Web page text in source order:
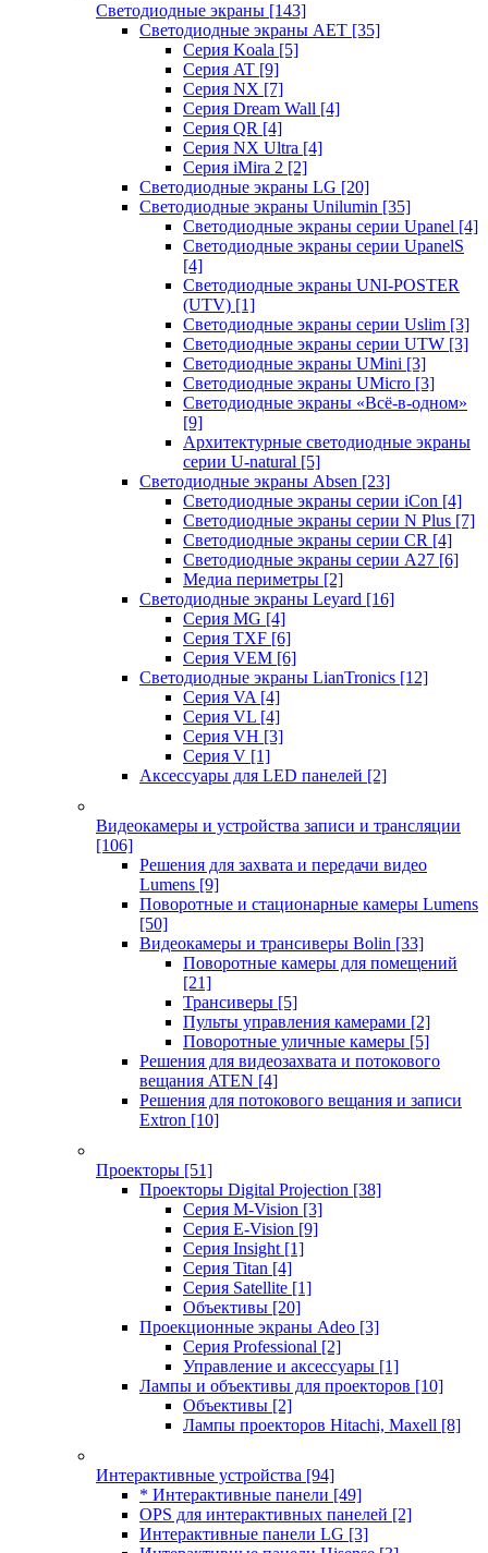
Светодиодные экраны [143]
Светодиодные экраны AET [35]
Cерия Koala [5]
Серия AT [9]
Серия NX [7]
Серия Dream Wall [4]
Серия QR [4]
Серия NX Ultra [4]
Серия iMira 2 [2]
Светодиодные экраны LG [20]
Светодиодные экраны Unilumin [35]
Светодиодные экраны серии Upanel [4]
Светодиодные экраны серии UpanelS
[4]
Светодиодные экраны UNI-POSTER
(UTV) [1]
Светодиодные экраны серии Uslim [3]
Светодиодные экраны серии UTW [3]
Светодиодные экраны UMini [3]
Светодиодные экраны UMicro [3]
Светодиодные экраны «Всё-в-одном»
[9]
Архитектурные светодиодные экраны
серии U-natural [5]
Светодиодные экраны Absen [23]
Светодиодные экраны серии iCon [4]
Светодиодные экраны серии N Plus [7]
Светодиодные экраны серии CR [4]
Светодиодные экраны серии А27 [6]
Медиа периметры [2]
Светодиодные экраны Leyard [16]
Серия MG [4]
Серия TXF [6]
Серия VEM [6]
Светодиодные экраны LianTronics [12]
Серия VA [4]
Серия VL [4]
Серия VH [3]
Серия V [1]
Аксессуары для LED панелей [2]
Видеокамеры и устройства записи и трансляции
[106]
Решения для захвата и передачи видео
Lumens [9]
Поворотные и стационарные камеры Lumens
[50]
Видеокамеры и трансиверы Bolin [33]
Поворотные камеры для помещений
[21]
Трансиверы [5]
Пульты управления камерами [2]
Поворотные уличные камеры [5]
Решения для видеозахвата и потокового
вещания ATEN [4]
Решения для потокового вещания и записи
Extron [10]
Проекторы [51]
Проекторы Digital Projection [38]
Серия M-Vision [3]
Серия E-Vision [9]
Серия Insight [1]
Серия Titan [4]
Серия Satellite [1]
Объективы [20]
Проекционные экраны Adeo [3]
Серия Professional [2]
Управление и аксессуары [1]
Лампы и объективы для проекторов [10]
Объективы [2]
Лампы проекторов Hitachi, Maxell [8]
Интерактивные устройства [94]
* Интерактивные панели [49]
OPS для интерактивных панелей [2]
Интерактивные панели LG [3]